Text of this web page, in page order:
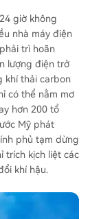
giờ không
nhà máy điện
trì hoãn
lượng điện trở
khí thải carbon
có thể nằm mơ
hơn 200 tổ
Mỹ phát
phủ tạm dừng
trích kịch liệt các
khí hậu.